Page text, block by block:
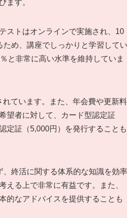
ます。
ストはオンラインで実施され、10
め、講座でしっかりと学習してい
と非常に高い水準を維持していま
ています。また、年会費や更新料
望者に対して、カード型認定証
定証（5,000円）を発行することも
終活に関する体系的な知識を効率
える上で非常に有益です。また、
的なアドバイスを提供することも